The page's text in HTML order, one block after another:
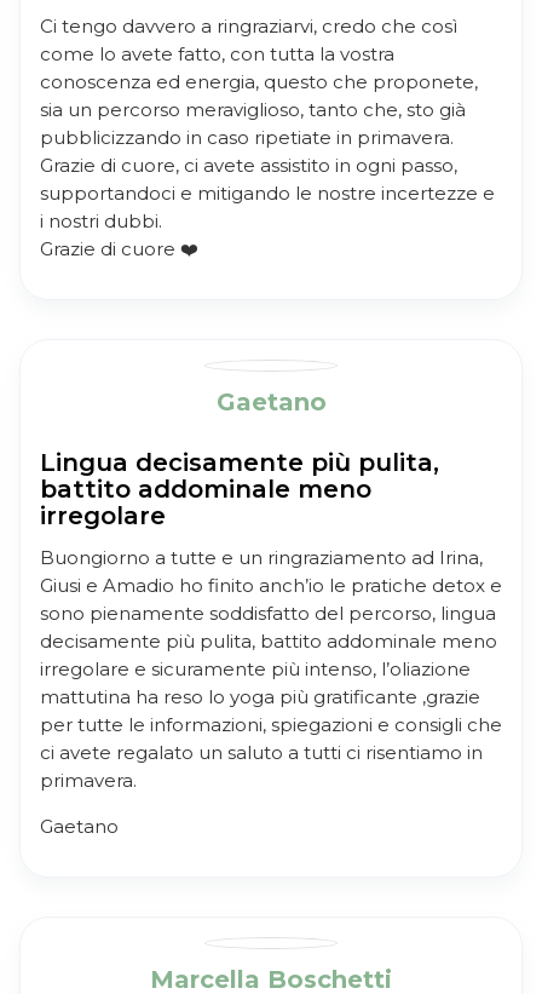
Ci tengo davvero a ringraziarvi, credo che così
come lo avete fatto, con tutta la vostra
conoscenza ed energia, questo che proponete,
sia un percorso meraviglioso, tanto che, sto già
pubblicizzando in caso ripetiate in primavera.
Grazie di cuore, ci avete assistito in ogni passo,
supportandoci e mitigando le nostre incertezze e
i nostri dubbi.
Grazie di cuore ❤️
Gaetano
Lingua decisamente più pulita,
battito addominale meno
irregolare
Buongiorno a tutte e un ringraziamento ad Irina,
Giusi e Amadio ho finito anch’io le pratiche detox e
sono pienamente soddisfatto del percorso, lingua
decisamente più pulita, battito addominale meno
irregolare e sicuramente più intenso, l’oliazione
mattutina ha reso lo yoga più gratificante ,grazie
per tutte le informazioni, spiegazioni e consigli che
ci avete regalato un saluto a tutti ci risentiamo in
primavera.
Gaetano
Marcella Boschetti